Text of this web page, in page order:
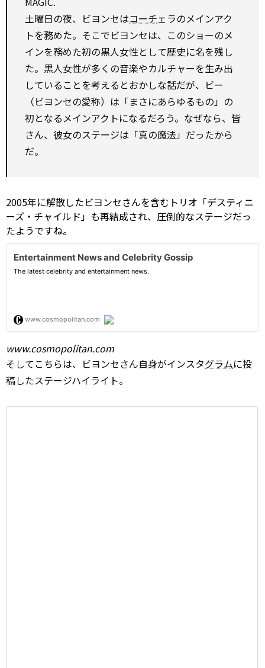
土曜日の夜、ビヨンセはコーチェラのメインアク
トを務めた。そこでビヨンセは、このショーのメ
インを務めた初の黒人女性として歴史に名を残し
た。黒人女性が多くの音楽やカルチャーを生み出
していることを考えるとおかしな話だが、ビー
（ビヨンセの愛称）は「まさにあらゆるもの」の
初となるメインアクトになるだろう。なぜなら、皆
さん、彼女のステージは「真の魔法」だったから
だ。
2005年に解散したビヨンセさんを含むトリオ「デスティニ
ーズ・チャイルド」も再結成され、圧倒的なステージだっ
たようですね。
www.cosmopolitan.com
そしてこちらは、ビヨンセさん自身がインスタグラムに投
稿したステージハイライト。